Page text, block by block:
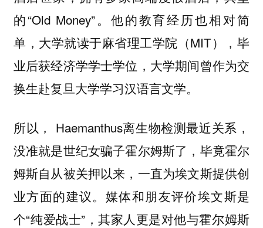
的“Old Money”。他的教育经历也相对简
单，大学就读于麻省理工学院（MIT），毕
业后获经济学学士学位，大学期间曾作为交
换生赴复旦大学学习汉语言文学。
所以， Haemanthus离生物检测最近关系，
没准就是世纪女骗子霍尔姆斯了，毕竟霍尔
姆斯自从被关押以来，一直为埃文斯提供创
业方面的建议。媒体和朋友评价埃文斯是
个“纯爱战士”，其家人更是对他与霍尔姆斯